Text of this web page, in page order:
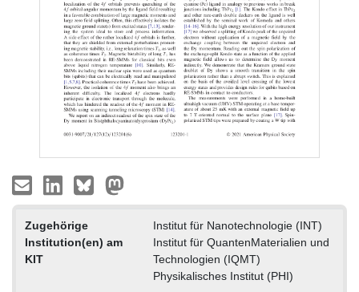
Zugehörige
Institution(en) am
KIT
Institut für Nanotechnologie (INT)
Institut für QuantenMaterialien und
Technologien (IQMT)
Physikalisches Institut (PHI)